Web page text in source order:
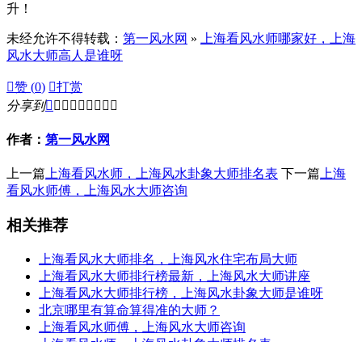
升！
未经允许不得转载： 第一风水网 »
上海看风水师哪家好，上海
风水大师高人是谁呀
赞 (0) 打赏
分享到        
作者： 第一风水网
上一篇 上海看风水师，上海风水卦象大师排名表 下一篇 上海
看风水师傅，上海风水大师咨询
相关推荐
上海看风水大师排名，上海风水住宅布局大师
上海看风水大师排行榜最新，上海风水大师讲座
上海看风水大师排行榜，上海风水卦象大师是谁呀
北京哪里有算命算得准的大师？
上海看风水师傅，上海风水大师咨询